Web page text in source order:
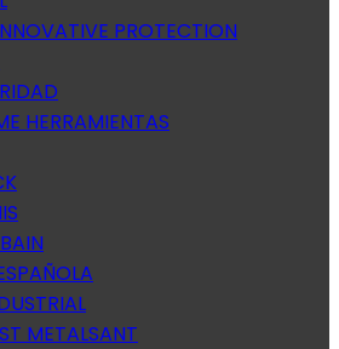
PROTECTION
HERRAMIENTAS
METALSANT